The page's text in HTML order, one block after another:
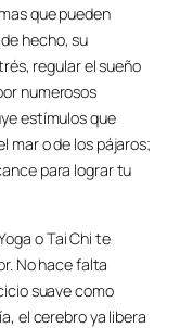
que pueden
hecho, su
regular el sueño
numerosos
estímulos que
mar o de los pájaros;
para lograr tu
o Tai Chi te
No hace falta
suave como
el cerebro ya libera